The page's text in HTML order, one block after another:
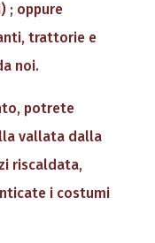
; oppure
trattorie e
noi.
potrete
vallata dalla
riscaldata,
i costumi